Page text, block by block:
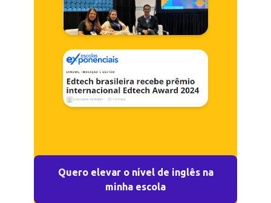
Quero elevar o nível de inglês na
minha escola